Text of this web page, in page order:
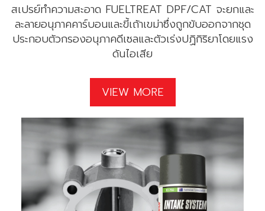
สเปรย์ทำความสะอาด FUELTREAT DPF/CAT จะยกและ
ละลายอนุภาคคาร์บอนและขี้เถ้าเขม่าซึ่งถูกขับออกจากชุด
ประกอบตัวกรองอนุภาคดีเซลและตัวเร่งปฏิกิริยาโดยแรง
ดันไอเสีย
VIEW MORE